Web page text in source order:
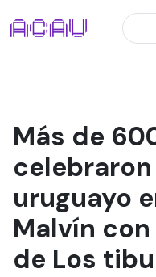
Más de
uruguayo
Malvín
de Los